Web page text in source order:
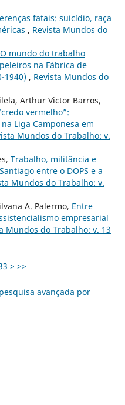
fatais: suicídio, raça
, Revista Mundos do
O mundo do trabalho
na Fábrica de
1940) , Revista Mundos do
Arthur Victor Barros,
vermelho”:
Liga Camponesa em
Mundos do Trabalho: v.
Trabalho, militância e
entre o DOPS e a
Mundos do Trabalho: v.
A. Palermo, Entre
empresarial
Mundos do Trabalho: v. 13
> >>
avançada por